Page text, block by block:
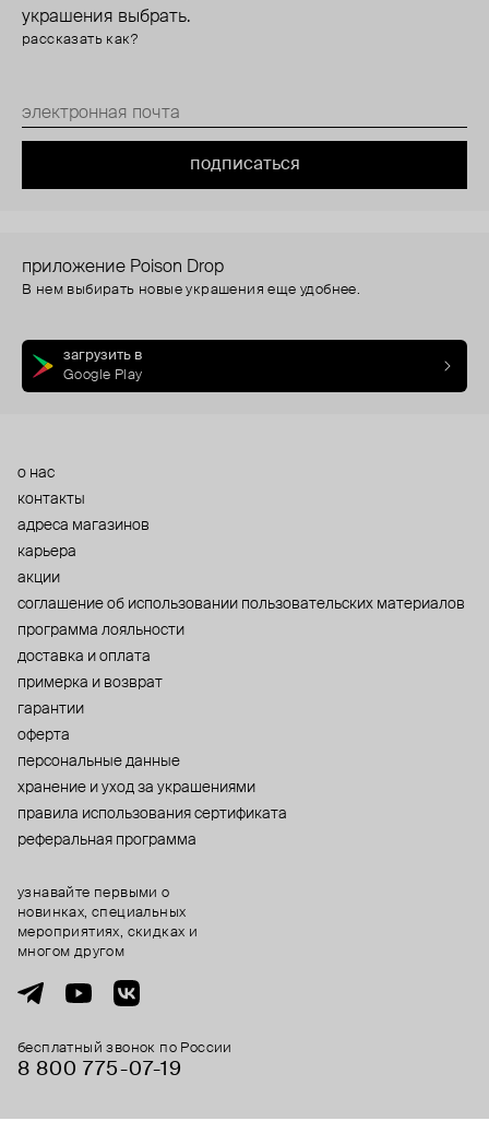
украшения выбрать.
рассказать как?
подписаться
приложение Poison Drop
В нем выбирать новые украшения еще удобнее.
загрузить в
Google Play
о нас
контакты
адреса магазинов
карьера
акции
cоглашение об использовании пользовательских материалов
программа лояльности
доставка и оплата
примерка и возврат
гарантии
оферта
персональные данные
хранение и уход за украшениями
правила использования сертификата
реферальная программа
бесплатный звонок по России
8 800 775⁠-07⁠-19
узнавайте первыми о
новинках, специальных
мероприятиях, скидках и
многом другом